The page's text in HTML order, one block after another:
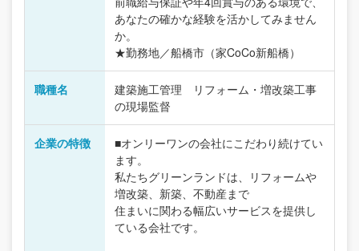
あなたの確かな経験を活かしてみません
か。
★勤務地／船橋市（家CoCo新船橋）
職種名
建築施工管理 リフォーム・増改築工事
の現場監督
企業の特徴
■オンリーワンの会社にこだわり続けてい
ます。
私たちグリーンランドは、リフォームや
増改築、新築、不動産まで
住まいに関わる幅広いサービスを提供し
ている会社です。